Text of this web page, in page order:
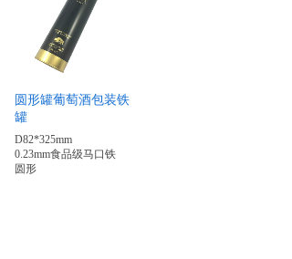
圆形罐葡萄酒包装铁
罐
D82*325mm
0.23mm食品级马口铁
圆形